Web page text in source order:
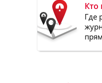
Кто
Где